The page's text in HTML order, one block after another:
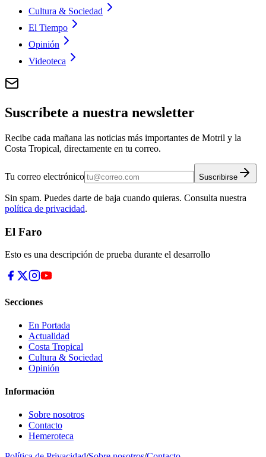
Cultura & Sociedad
El Tiempo
Opinión
Videoteca
Suscríbete a nuestra newsletter
Recibe cada mañana las noticias más importantes de Motril y la
Costa Tropical, directamente en tu correo.
Tu correo electrónico Suscribirse
Sin spam. Puedes darte de baja cuando quieras. Consulta nuestra
política de privacidad.
El Faro
Esto es una descripción de prueba durante el desarrollo
Secciones
En Portada
Actualidad
Costa Tropical
Cultura & Sociedad
Opinión
Información
Sobre nosotros
Contacto
Hemeroteca